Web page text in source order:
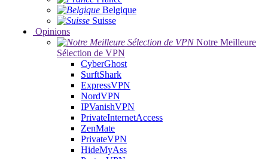
Belgique
Suisse
Opinions
Notre Meilleure
Sélection de VPN
CyberGhost
SurftShark
ExpressVPN
NordVPN
IPVanishVPN
PrivateInternetAccess
ZenMate
PrivateVPN
HideMyAss